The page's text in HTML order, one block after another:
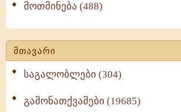
მოთმინება (488)
მთავარი
საგალობლები (304)
გამონათქვამები (19685)